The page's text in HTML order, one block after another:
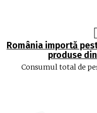
România importă
produse
Consumul total de